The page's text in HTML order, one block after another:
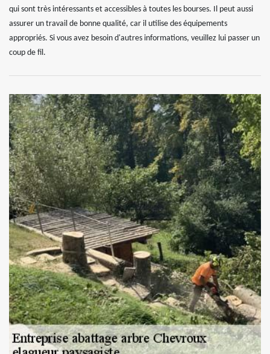
qui sont très intéressants et accessibles à toutes les bourses. Il peut aussi
assurer un travail de bonne qualité, car il utilise des équipements
appropriés. Si vous avez besoin d'autres informations, veuillez lui passer un
coup de fil.